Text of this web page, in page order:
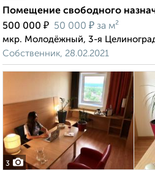
Помещение свободного
500 000 ₽ 50 000 ₽ за м²
мкр. Молодёжный, 3-я
Собственник, 28.02.2021
3